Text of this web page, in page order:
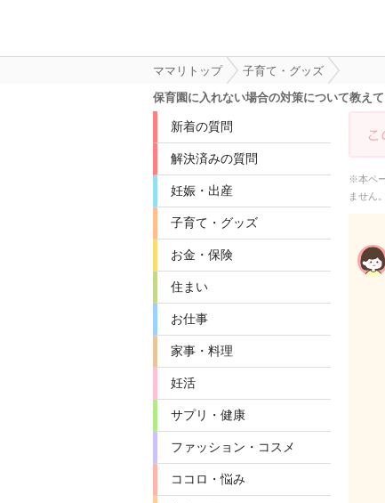
ママリトップ
子育て・グッズ
保育園に入れない場合の対策について教え
新着の質問
解決済みの質問
妊娠・出産
子育て・グッズ
お金・保険
住まい
お仕事
家事・料理
妊活
サプリ・健康
ファッション・コスメ
ココロ・悩み
※本ペ
ません